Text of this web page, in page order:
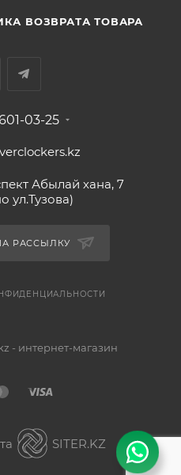
ВОЗВРАТА ТОВАРА
03-25
Абылай хана, 7
ул.Тузова)
РАССЫЛКУ
- интернет-магазин
SITER.KZ